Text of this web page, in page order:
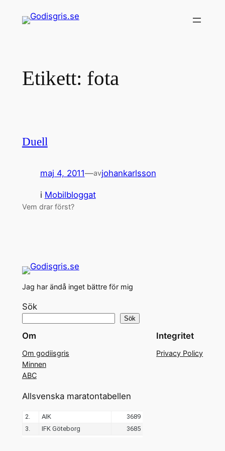
Etikett: fota
Duell
maj 4, 2011—avjohankarlsson
i Mobilbloggat
Vem drar först?
Jag har ändå inget bättre för mig
Sök
Sök
Om
Om godiisgris
Minnen
ABC
Integritet
Privacy Policy
Allsvenska maratontabellen